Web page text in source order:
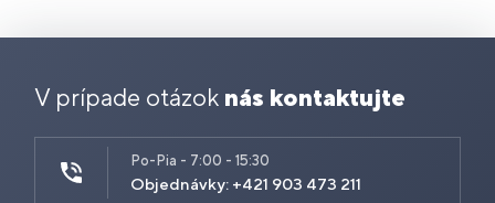
V prípade otázok nás kontaktujte
Po-Pia - 7:00 - 15:30
Objednávky: +421 903 473 211